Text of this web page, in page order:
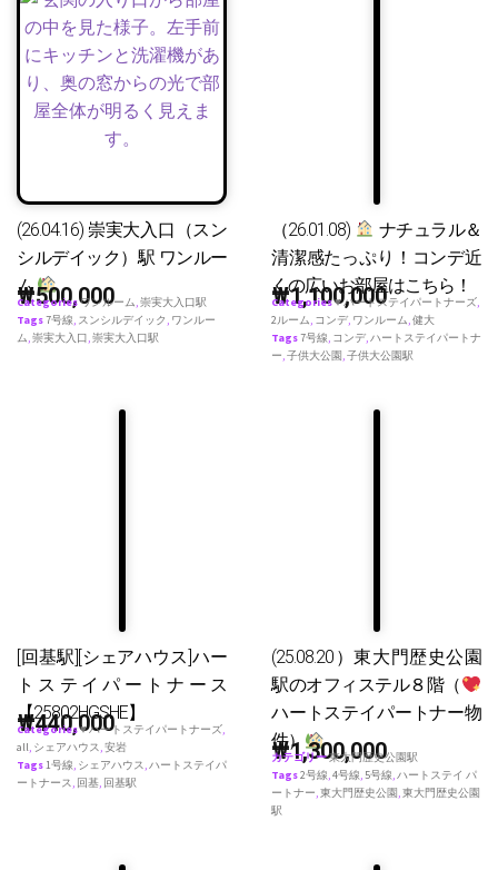
(26.04.16) 崇実大入口（スン
シルデイック）駅 ワンルー
ム
₩500,000
Categoriesワンルーム,崇実大入口駅
Tags7号線, スンシルデイック , ワンルー
ム,崇実大入口,崇実大入口駅
（26.01.08)
ナチュラル＆
清潔感たっぷり！コンデ近
くの広いお部屋はこちら！
₩1,100,000
Categories♥ ハートステイパートナーズ,
2ルーム, コンデ, ワンルーム,健大
Tags7号線, コンデ,ハートステイパートナ
ー,子供大公園 ,子供大公園駅
[回基駅][シェアハウス]ハー
トステイパートナース
【25802HGSHE】
₩440,000
Categories♥ ハートステイパートナーズ,
all, シェアハウス,安岩
Tags1号線, シェアハウス,ハートステイパ
ートナース, 回基, 回基駅
(25.08.20）東大門歴史公園
駅のオフィステル８階（
ハートステイパートナー物
件）
₩1,300,000
カテゴリー東大門歴史公園駅
Tags2号線,4号線, 5号線,ハートステイ パ
ートナー,東大門歴史公園 ,東大門歴史公園
駅